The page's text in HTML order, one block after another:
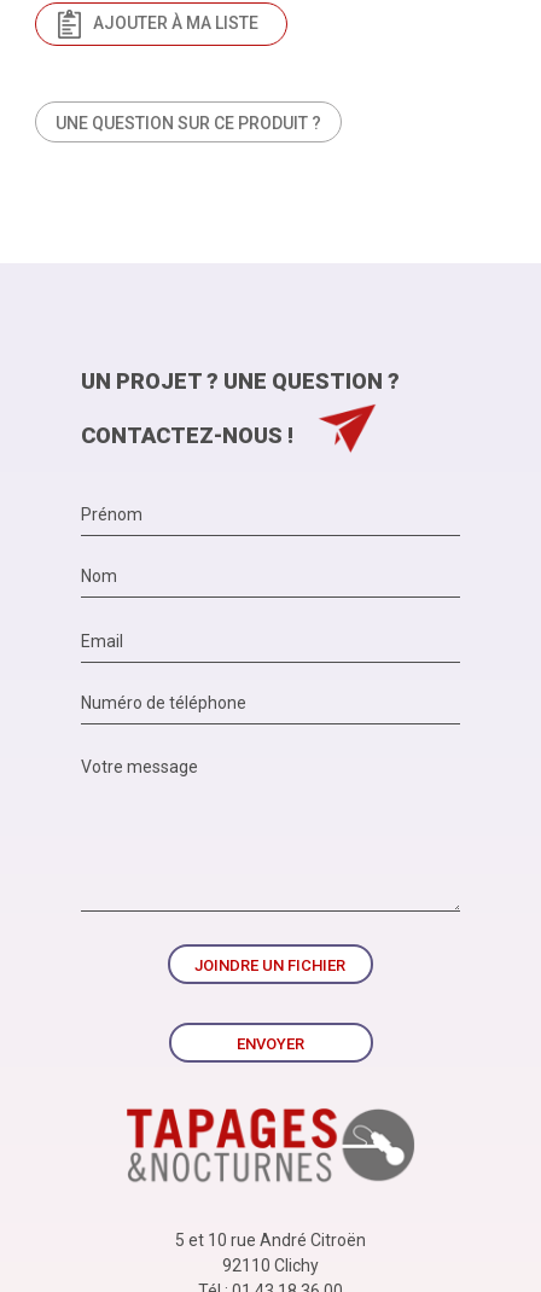
UNE QUESTION SUR CE PRODUIT ?
AJOUTER À MA LISTE
5 et 10 rue André Citroën
92110 Clichy
UN PROJET ? UNE QUESTION ?
CONTACTEZ-NOUS !
JOINDRE UN FICHIER
ENVOYER